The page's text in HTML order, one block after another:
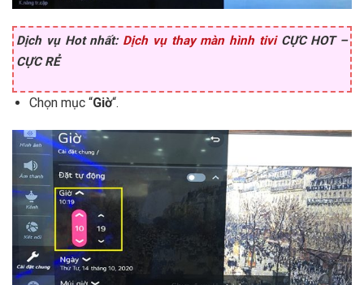
Dịch vụ Hot nhất: Dịch vụ thay màn hình tiviCỰC HOT –
CỰC RẺ
Chọn mục “Giờ“.